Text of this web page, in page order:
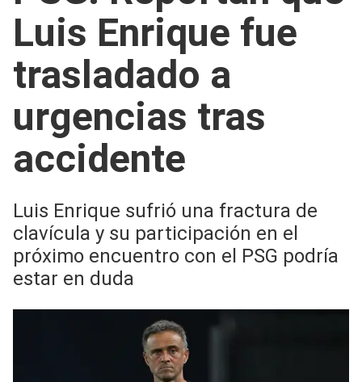
Luis Enrique fue
trasladado a
urgencias tras
accidente
Luis Enrique sufrió una fractura de
clavícula y su participación en el
próximo encuentro con el PSG podría
estar en duda